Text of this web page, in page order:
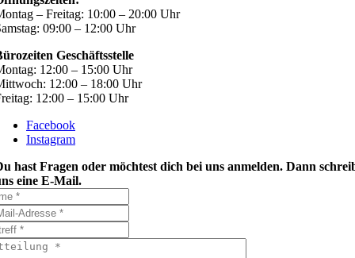
– Freitag: 10:00 – 20:00 Uhr
09:00 – 12:00 Uhr
Geschäftsstelle
12:00 – 15:00 Uhr
12:00 – 18:00 Uhr
12:00 – 15:00 Uhr
Facebook
Instagram
hast Fragen oder möchtest dich bei uns anmelden. Dann
eine E-Mail.